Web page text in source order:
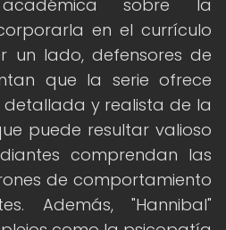
sobre la
en el currículo
un lado, defensores de
que la serie ofrece
y realista de la
puede resultar valioso
comprendan las
de comportamiento
Además, "Hannibal"